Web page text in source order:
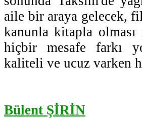
aile bir araya gelecek,
kanunla kitapla
hiçbir mesafe farkı
kaliteli ve ucuz varken
Bülent ŞİRİN